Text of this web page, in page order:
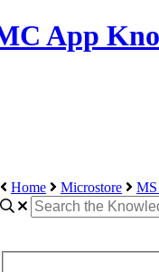
App
Home
Microstore MS